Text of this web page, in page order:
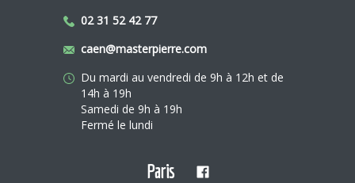
02 31 52 42 77
caen@masterpierre.com
Du mardi au vendredi de 9h à 12h et de
14h à 19h
Samedi de 9h à 19h
Fermé le lundi
Paris